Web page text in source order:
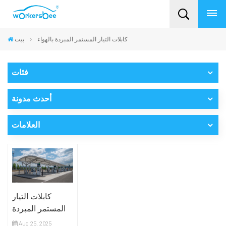
بيت كابلات التيار المستمر المبردة بالهواء
فئات
أحدث مدونة
العلامات
كابلات التيار
المستمر المبردة
بالسائل مقابل
Aug 25, 2025